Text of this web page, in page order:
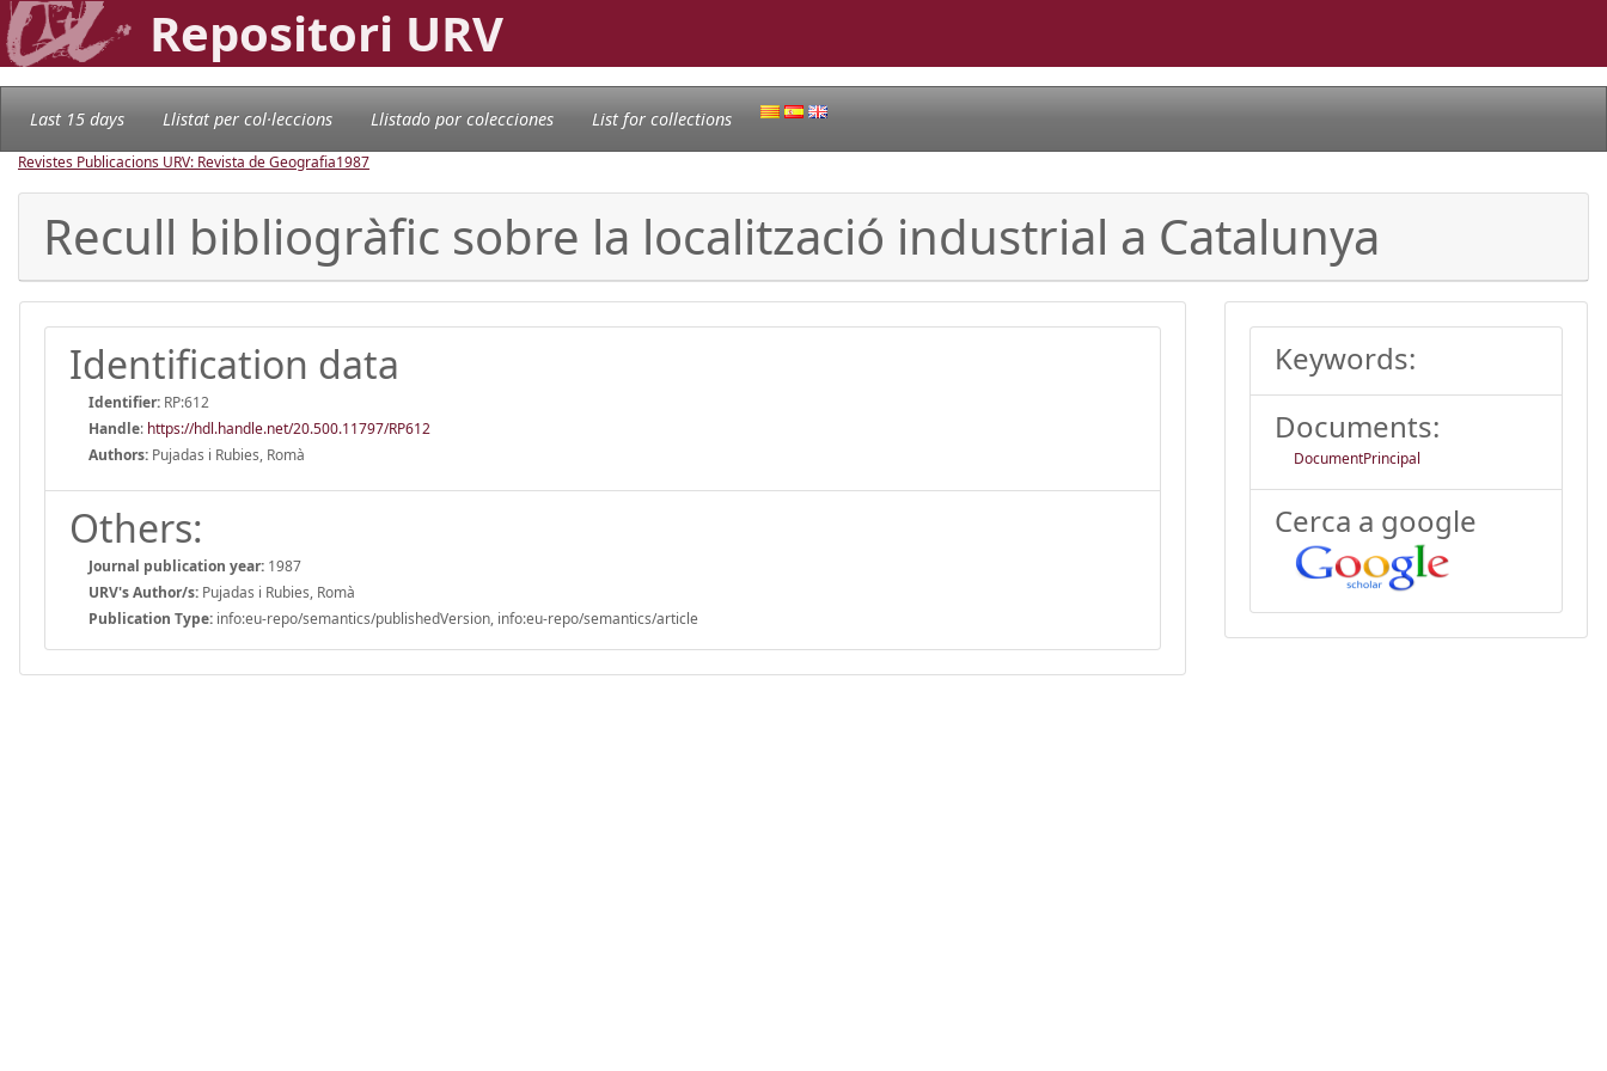
Repositori URV
Last 15 days Llistat per col·leccions Llistado por colecciones List for collections
Revistes Publicacions URV: Revista de Geografia1987
Recull bibliogràfic sobre la localització industrial a Catalunya
Identification data
Identifier: RP:612
Handle: https://hdl.handle.net/20.500.11797/RP612
Authors: Pujadas i Rubies, Romà
Others:
Journal publication year: 1987
URV's Author/s: Pujadas i Rubies, Romà
Publication Type: info:eu-repo/semantics/publishedVersion, info:eu-repo/semantics/article
Keywords:
Documents:
DocumentPrincipal
Cerca a google